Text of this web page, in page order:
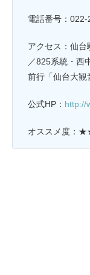
電話番号：022-
アクセス：仙
／825系統・西
前行「仙台大
公式HP： http://
オススメ度